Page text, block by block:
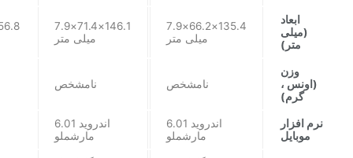
ابعاد
(میلی
متر)
135.4×66.2×7.9
میلی متر
146.1×71.4×7.9
میلی متر
وزن
(اونس ،
گرم)
نامشخص نامشخص
نرم افزار
موبایل
اندروید 6.01
مارشملو
اندروید 6.01
مارشملو